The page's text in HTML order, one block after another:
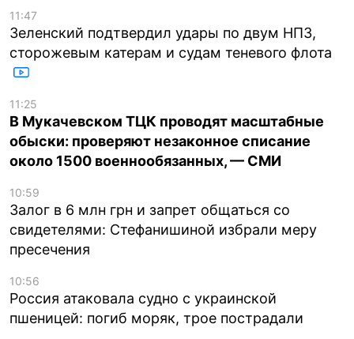
11:47
Зеленский подтвердил удары по двум НПЗ,
сторожевым катерам и судам теневого флота
11:25
В Мукачевском ТЦК проводят масштабные
обыски: проверяют незаконное списание
около 1500 военнообязанных, — СМИ
10:59
Залог в 6 млн грн и запрет общаться со
свидетелями: Стефанишиной избрали меру
пресечения
10:56
Россия атаковала судно с украинской
пшеницей: погиб моряк, трое пострадали